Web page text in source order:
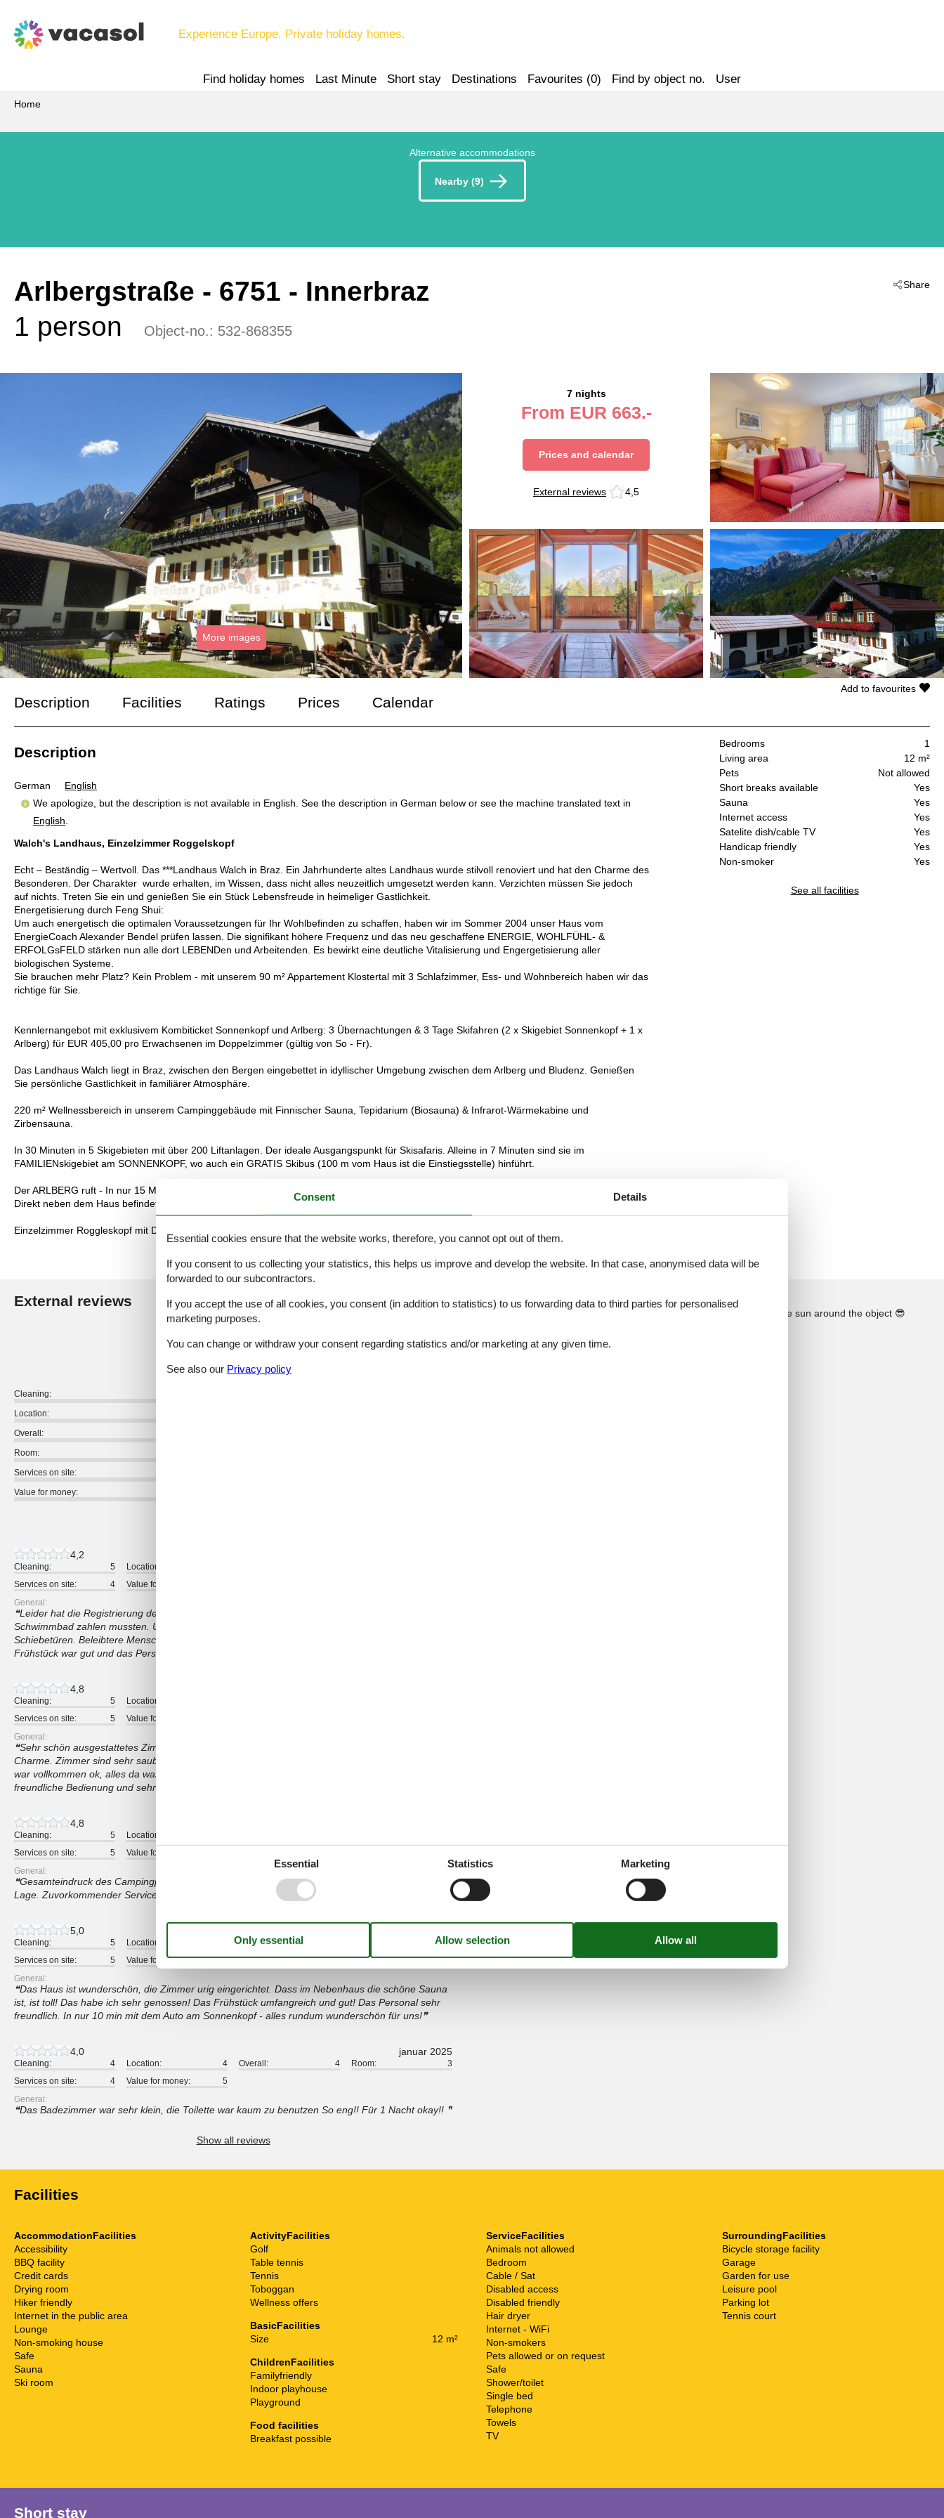
Experience Europe. Private holiday homes.
Find holiday homes Last Minute Short stay Destinations Favourites (0) Find by object no. User
Home
Alternative accommodations
Nearby (9)
Share
Arlbergstraße - 6751 - Innerbraz
1 person
Object-no.: 532-868355
More images
7 nights
From EUR 663.-
Prices and calendar
External reviews 4,5
Description Facilities Ratings Prices Calendar
Bedrooms
1
Living area
12 m²
Pets
Not allowed
Short breaks available
Yes
Sauna
Yes
Internet access
Yes
Satelite dish/cable TV
Yes
Handicap friendly
Yes
Non-smoker
Yes
See all facilities
Add to favourites
Description
German
English
We apologize, but the description is not available in English. See the description in German below or see the machine translated text in
English.
Walch's Landhaus, Einzelzimmer Roggelskopf
Echt – Beständig – Wertvoll. Das ***Landhaus Walch in Braz. Ein Jahrhunderte altes Landhaus wurde stilvoll renoviert und hat den Charme des
Besonderen. Der Charakter wurde erhalten, im Wissen, dass nicht alles neuzeitlich umgesetzt werden kann. Verzichten müssen Sie jedoch
auf nichts. Treten Sie ein und genießen Sie ein Stück Lebensfreude in heimeliger Gastlichkeit.
Energetisierung durch Feng Shui:
Um auch energetisch die optimalen Voraussetzungen für Ihr Wohlbefinden zu schaffen, haben wir im Sommer 2004 unser Haus vom
EnergieCoach Alexander Bendel prüfen lassen. Die signifikant höhere Frequenz und das neu geschaffene ENERGIE, WOHLFÜHL- &
ERFOLGsFELD stärken nun alle dort LEBENDen und Arbeitenden. Es bewirkt eine deutliche Vitalisierung und Engergetisierung aller
biologischen Systeme.
Sie brauchen mehr Platz? Kein Problem - mit unserem 90 m² Appartement Klostertal mit 3 Schlafzimmer, Ess- und Wohnbereich haben wir das
richtige für Sie.
Kennlernangebot mit exklusivem Kombiticket Sonnenkopf und Arlberg: 3 Übernachtungen & 3 Tage Skifahren (2 x Skigebiet Sonnenkopf + 1 x
Arlberg) für EUR 405,00 pro Erwachsenen im Doppelzimmer (gültig von So - Fr).
Das Landhaus Walch liegt in Braz, zwischen den Bergen eingebettet in idyllischer Umgebung zwischen dem Arlberg und Bludenz. Genießen
Sie persönliche Gastlichkeit in familiärer Atmosphäre.
220 m² Wellnessbereich in unserem Campinggebäude mit Finnischer Sauna, Tepidarium (Biosauna) & Infrarot-Wärmekabine und
Zirbensauna.
In 30 Minuten in 5 Skigebieten mit über 200 Liftanlagen. Der ideale Ausgangspunkt für Skisafaris. Alleine in 7 Minuten sind sie im
FAMILIENskigebiet am SONNENKOPF, wo auch ein GRATIS Skibus (100 m vom Haus ist die Einstiegsstelle) hinführt.
Der ARLBERG ruft - In nur 15 Minuten sind Sie im weltbesten Skigebiet. Von dort aus garantieren über 94 Aufstiegshilfen SkiGENUSS total.
Direkt neben dem Haus befindet sich die 6 km Langlaufloipe. Fragen Sie nach unseren Pauschalen!
Einzelzimmer Roggleskopf mit Dusche, WC, Fön, SAT-TV, W-LAN, Selbstwahltelefon und Safe
External reviews Our guest reviewsExternal reviews 4,5
4,5
Cleaning:
Location:
Overall:
Room:
Services on site:
Value for money:
4,2
Cleaning: 5 Location:
Services on site:
4 Value for money:
General:
Leider hat die Registrierung der Gästekarte nicht gleich geklappt, so dass wir den Eintritt ins
Schwimmbad zahlen mussten. Unser Zimmer war groß, das Bad hingehen eine Nische mit
Schiebetüren. Beleibtere Menschen würden es nicht schaffen, auf dem WC Platz zu nehmen.
Frühstück war gut und das Personal freundlich
4,8
Cleaning: 5 Location:
Services on site:
5 Value for money:
General:
Sehr schön ausgestattetes Zimmer im alten Haupthaus. Da Haus ist alt und hat sehr viel
Charme. Zimmer sind sehr sauber und es ist alles vorhanden was man braucht. Frühstücksbüffet
war vollkommen ok, alles da was man zum Frühstück möchte. Richtig uriger Gastraum. Sehr
freundliche Bedienung und sehr aufmerksam. Ich werde sicherlich dort wieder buchen.
4,8
Cleaning: 5 Location:
Services on site:
5 Value for money:
General:
Gesamteindruck des Campingplatzes und dem Landhaus war sehr gut…eine wirklich exponierte
Lage. Zuvorkommender Service vom gesamten Team. Kann/werde es weiterempfehlen.
5,0
Cleaning: 5 Location: Overall:
5
Services on site:
5 Value for money:
5
General:
Das Haus ist wunderschön, die Zimmer urig eingerichtet. Dass im Nebenhaus die schöne Sauna
ist, ist toll! Das habe ich sehr genossen! Das Frühstück umfangreich und gut! Das Personal sehr
freundlich. In nur 10 min mit dem Auto am Sonnenkopf - alles rundum wunderschön für uns!
4,0 januar 2025
Cleaning: 4 Location: 4 Overall: 4 Room:
3
Services on site:
4 Value for money:
5
General:
Das Badezimmer war sehr klein, die Toilette war kaum zu benutzen So eng!! Für 1 Nacht okay!!
Show all reviews
See nearby objects See the course of the sun around the object 😎
Facilities
AccommodationFacilities
Accessibility
BBQ facility
Credit cards
Drying room
Hiker friendly
Internet in the public area
Lounge
Non-smoking house
Safe
Sauna
Ski room
ActivityFacilities
Golf
Table tennis
Tennis
Toboggan
Wellness offers
BasicFacilities
Size
12 m²
ChildrenFacilities
Familyfriendly
Indoor playhouse
Playground
Food facilities
Breakfast possible
ServiceFacilities
Animals not allowed
Bedroom
Cable / Sat
Disabled access
Disabled friendly
Hair dryer
Internet - WiFi
Non-smokers
Pets allowed or on request
Safe
Shower/toilet
Single bed
Telephone
Towels
TV
SurroundingFacilities
Bicycle storage facility
Garage
Garden for use
Leisure pool
Parking lot
Tennis court
Short stay
Consent Details
Essential cookies ensure that the website works, therefore, you cannot opt out of them.
If you consent to us collecting your statistics, this helps us improve and develop the website. In that case, anonymised data will be
forwarded to our subcontractors.
If you accept the use of all cookies, you consent (in addition to statistics) to us forwarding data to third parties for personalised
marketing purposes.
You can change or withdraw your consent regarding statistics and/or marketing at any given time.
See also our Privacy policy
Essential Statistics Marketing